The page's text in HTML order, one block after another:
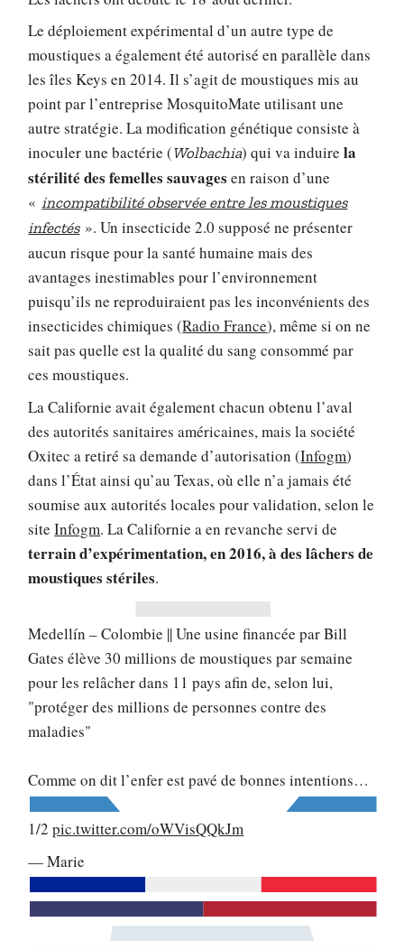
Le déploiement expérimental d’un autre type de
moustiques a également été autorisé en parallèle dans
les îles Keys en 2014. Il s’agit de moustiques mis au
point par l’entreprise MosquitoMate utilisant une
autre stratégie. La modification génétique consiste à
inoculer une bactérie (Wolbachia) qui va induirela
stérilité des femelles sauvages en raison d’une
«incompatibilité observée entre les moustiques
infectés». Un insecticide 2.0 supposé ne présenter
aucun risque pour la santé humaine mais des
avantages inestimables pour l’environnement
puisqu’ils ne reproduiraient pas les inconvénients des
insecticides chimiques (Radio France), même si on ne
sait pas quelle est la qualité du sang consommé par
ces moustiques.
La Californie avait également chacun obtenu l’aval
des autorités sanitaires américaines, mais la société
Oxitec a retiré sa demande d’autorisation (Infogm)
dans l’État ainsi qu’au Texas, où elle n’a jamais été
soumise aux autorités locales pour validation, selon le
siteInfogm. La Californie a en revanche servi de
terrain d’expérimentation, en 2016, à des lâchers de
moustiques stériles.
Medellín – Colombie || Une usine financée par Bill
Gates élève 30 millions de moustiques par semaine
pour les relâcher dans 11 pays afin de, selon lui,
"protéger des millions de personnes contre des
maladies"
Comme on dit l’enfer est pavé de bonnes intentions…
1/2pic.twitter.com/oWVisQQkJm
— Marie